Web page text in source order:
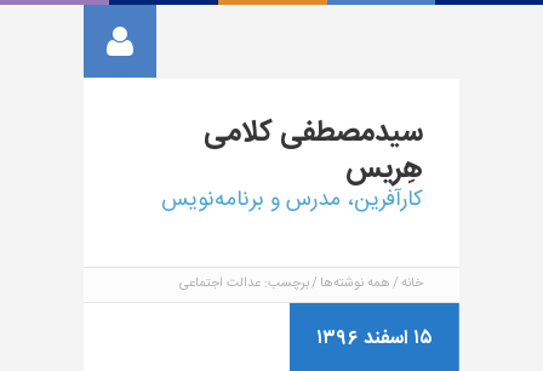
سیدمصطفیکلامی
هِریس
کارآفرین، مدرس و برنامه‌نویس
خانه همه نوشته‌ها برچسب: عدالت اجتماعی
۱۵ اسفند ۱۳۹۶